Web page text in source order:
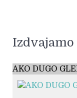
Izdvajamo
AKO DUGO